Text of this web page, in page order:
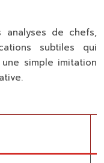
analyses de chefs,
subtiles qui
simple imitation